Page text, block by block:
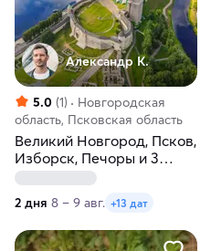
Александр К.
5.0 (1)
Новгородская
область, Псковская область
Великий Новгород, Псков,
Изборск, Печоры и 3
крепости
2 дня 8 – 9 авг. +13 дат